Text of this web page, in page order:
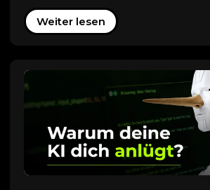
Weiter lesen